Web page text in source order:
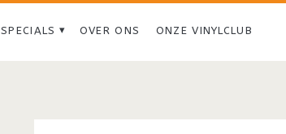
SPECIALS OVER ONS ONZE VINYLCLUB